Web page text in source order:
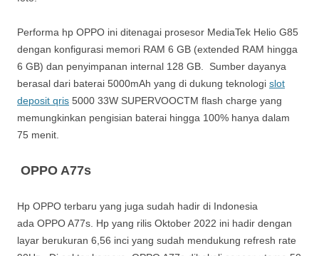
Performa hp OPPO ini ditenagai prosesor MediaTek Helio G85
dengan konfigurasi memori RAM 6 GB (extended RAM hingga
6 GB) dan penyimpanan internal 128 GB. Sumber dayanya
berasal dari baterai 5000mAh yang di dukung teknologi slot
deposit qris 5000 33W SUPERVOOCTM flash charge yang
memungkinkan pengisian baterai hingga 100% hanya dalam
75 menit.
OPPO A77s
Hp OPPO terbaru yang juga sudah hadir di Indonesia
ada OPPO A77s. Hp yang rilis Oktober 2022 ini hadir dengan
layar berukuran 6,56 inci yang sudah mendukung refresh rate